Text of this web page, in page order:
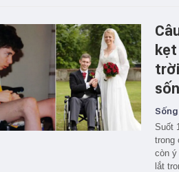
Suốt
trong
còn ý
lắt